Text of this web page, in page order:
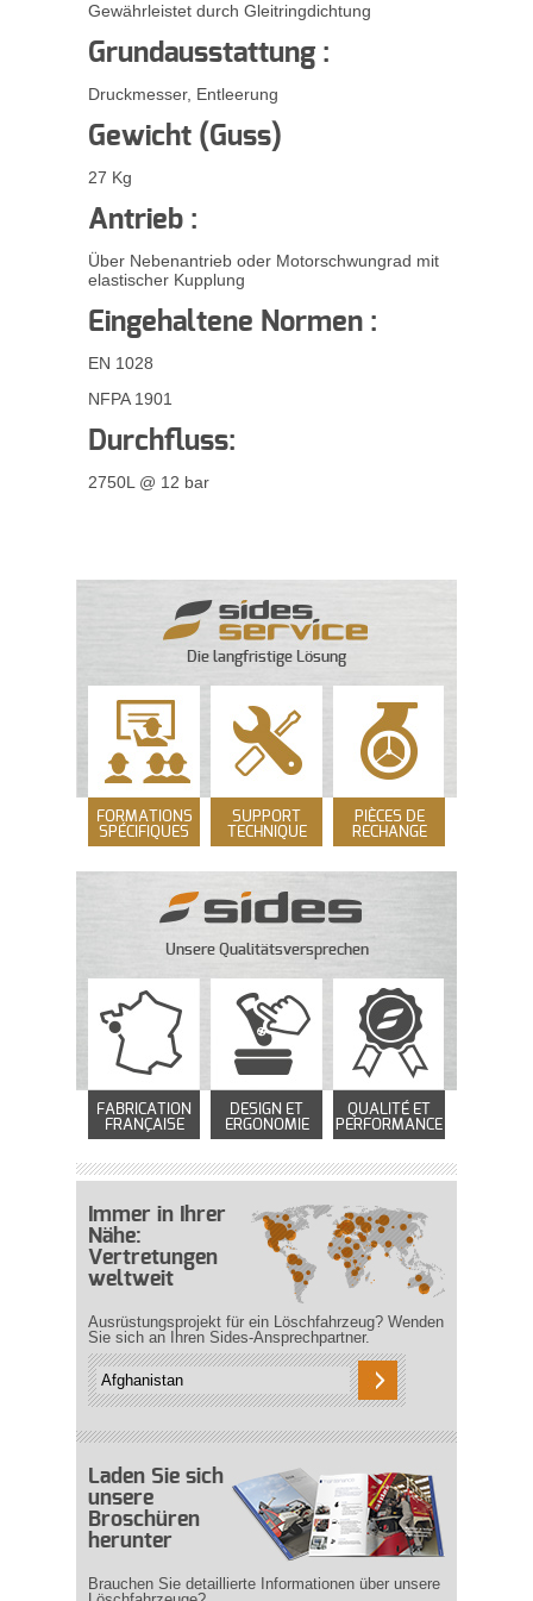
Gewährleistet durch Gleitringdichtung
Grundausstattung :
Druckmesser, Entleerung
Gewicht (Guss)
27 Kg
Antrieb :
Über Nebenantrieb oder Motorschwungrad mit
elastischer Kupplung
Eingehaltene Normen :
EN 1028
NFPA 1901
Durchfluss:
2750L @ 12 bar
Die langfristige Lösung
FORMATIONS
SPÉCIFIQUES
SUPPORT
TECHNIQUE
PIÈCES DE
RECHANGE
Unsere Qualitätsversprechen
FABRICATION
FRANÇAISE
DESIGN ET
ERGONOMIE
QUALITÉ ET
PERFORMANCE
Immer in Ihrer
Nähe:
Vertretungen
weltweit
Ausrüstungsprojekt für ein Löschfahrzeug? Wenden
Sie sich an Ihren Sides-Ansprechpartner.
Laden Sie sich
unsere
Broschüren
herunter
Brauchen Sie detaillierte Informationen über unsere